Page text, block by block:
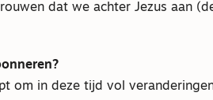
dat we achter Jezus aan
om in deze tijd vol